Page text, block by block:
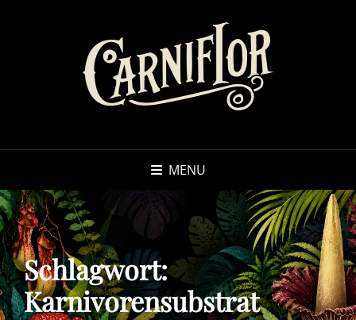
MENU
Schlagwort:
Karnivorensubstrat